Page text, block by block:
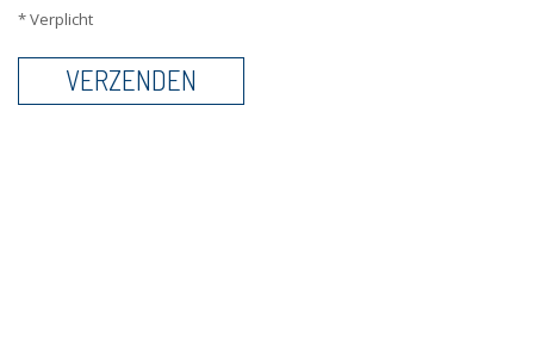
* Verplicht
VERZENDEN